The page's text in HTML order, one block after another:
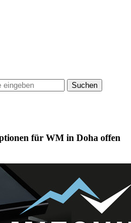
Suchen
für WM in Doha offen